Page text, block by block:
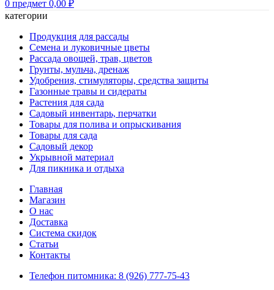
0 предмет 0,00 ₽
категории
Продукция для рассады
Семена и луковичные цветы
Рассада овощей, трав, цветов
Грунты, мульча, дренаж
Удобрения, стимуляторы, средства защиты
Газонные травы и сидераты
Растения для сада
Садовый инвентарь, перчатки
Товары для полива и опрыскивания
Товары для сада
Садовый декор
Укрывной материал
Для пикника и отдыха
Главная
Магазин
О нас
Доставка
Система скидок
Статьи
Контакты
Телефон питомника: 8 (926) 777-75-43